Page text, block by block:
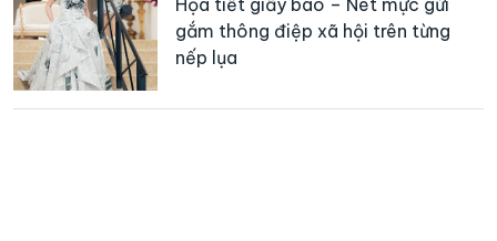
Họa tiết giấy báo – Nét mực gửi
gắm thông điệp xã hội trên từng
nếp lụa